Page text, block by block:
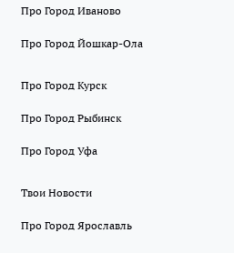
Про Город Иваново
Про Город Йошкар-Ола
Про Город Курск
Про Город Рыбинск
Про Город Уфа
Твои Новости
Про Город Ярославль